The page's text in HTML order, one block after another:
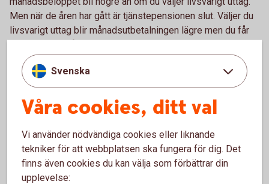
Men när de åren har gått är tjänstepensionen slut. Väljer du
livsvarigt uttag blir månadsutbetalningen lägre men du får
Har du jobbat hos flera olika arbetsgivare som har betalat in
till tjänstepension kommer dina utbetalningar att komma
från flera olika håll.
Eget sparande
De flesta som har arbetat heltid ett helt arbetsliv kan räkna
med omkring 70-75 procent av sin slutlön i pension. Vill du
Svenska
Våra cookies, ditt val
Vi använder nödvändiga cookies eller liknande
tekniker för att webbplatsen ska fungera för dig. Det
finns även cookies du kan välja som förbättrar din
upplevelse: